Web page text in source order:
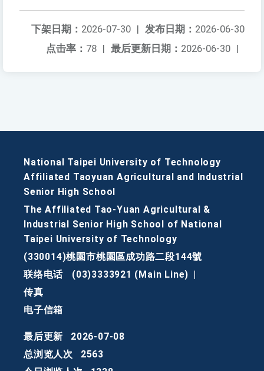
发布日期： 2026-06-30
下架日期： 2026-07-30 |
最后更新日期： 2026-06-30 |
点击率： 78 |
National Taipei University of Technology
Affiliated Taoyuan Agricultural and Industrial
Senior High School
The Affiliated Tao-Yuan Agricultural &
Industrial Senior High School of National
Taipei University of Technology
(330014)桃園市桃園區成功路二段144號
联络电话
(03)3333921 (Main Line)
传真
电子信箱
最后更新
2026-07-08
总浏览人次
2563